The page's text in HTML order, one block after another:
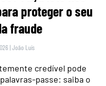
proteger o seu
fraude
|João Luís
credível pode
passe: saiba o